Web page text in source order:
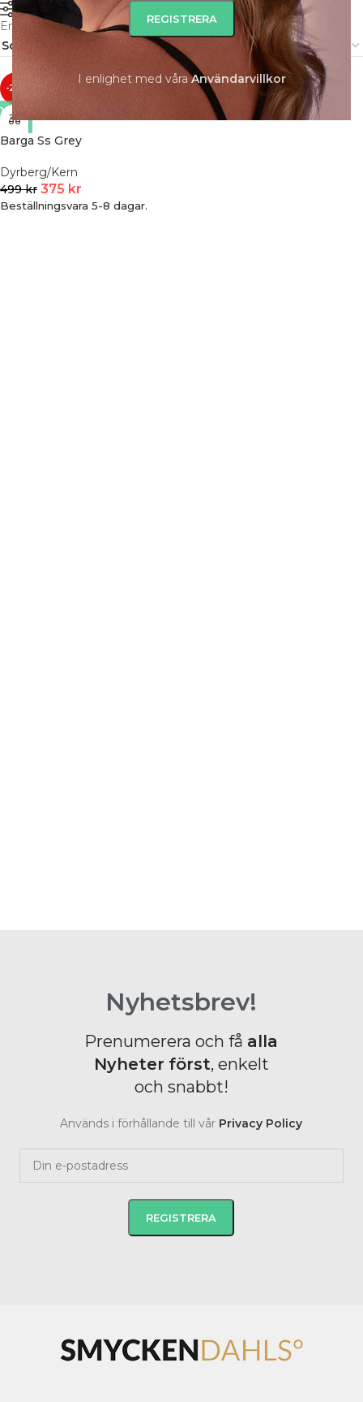
I enlighet med våraAnvändarvillkor
FILTRERA
Endast ett sökresultat
-25%
Barga Ss Grey
Dyrberg/Kern
499kr 375 kr
Beställningsvara 5-8 dagar.
Nyhetsbrev!
Prenumerera och få alla
Nyheter först, enkelt
och snabbt!
Används i förhållande till vår Privacy Policy